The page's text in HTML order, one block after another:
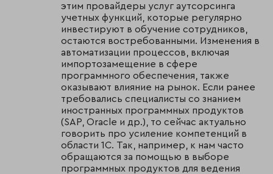
этим провайдеры услуг аутсорсинга
учетных функций, которые регулярно
инвестируют в обучение сотрудников,
остаются востребованными. Изменения в
автоматизации процессов, включая
импортозамещение в сфере
программного обеспечения, также
оказывают влияние на рынок. Если ранее
требовались специалисты со знанием
иностранных программных продуктов
(SAP, Oracle и др.), то сейчас актуально
говорить про усиление компетенций в
области 1С. Так, например, к нам часто
обращаются за помощью в выборе
программных продуктов для ведения